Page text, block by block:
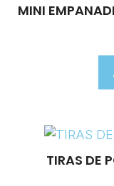
MINI
TIRAS DE